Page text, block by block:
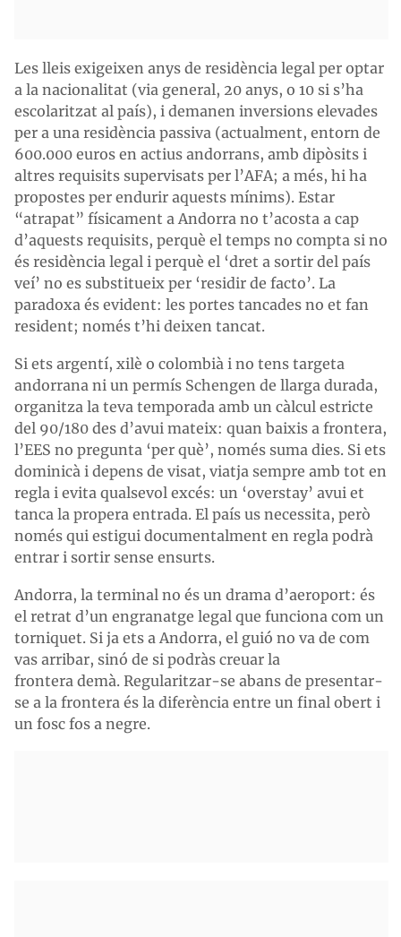
Les lleis exigeixen anys de residència legal per optar
a la nacionalitat (via general, 20 anys, o 10 si s’ha
escolaritzat al país), i demanen inversions elevades
per a una residència passiva (actualment, entorn de
600.000 euros en actius andorrans, amb dipòsits i
altres requisits supervisats per l’AFA; a més, hi ha
propostes per endurir aquests mínims). Estar
“atrapat” físicament a Andorra no t’acosta a cap
d’aquests requisits, perquè el temps no compta si no
és residència legal i perquè el ‘dret a sortir del país
veí’ no es substitueix per ‘residir de facto’. La
paradoxa és evident: les portes tancades no et fan
resident; només t’hi deixen tancat.
Si ets argentí, xilè o colombià i no tens targeta
andorrana ni un permís Schengen de llarga durada,
organitza la teva temporada amb un càlcul estricte
del 90/180 des d’avui mateix: quan baixis a frontera,
l’EES no pregunta ‘per què’, només suma dies. Si ets
dominicà i depens de visat, viatja sempre amb tot en
regla i evita qualsevol excés: un ‘overstay’ avui et
tanca la propera entrada. El país us necessita, però
només qui estigui documentalment en regla podrà
entrar i sortir sense ensurts.
Andorra, la terminal no és un drama d’aeroport: és
el retrat d’un engranatge legal que funciona com un
torniquet. Si ja ets a Andorra, el guió no va de com
vas arribar, sinó de si podràs creuar la
frontera demà. Regularitzar-se abans de presentar-
se a la frontera és la diferència entre un final obert i
un fosc fos a negre.